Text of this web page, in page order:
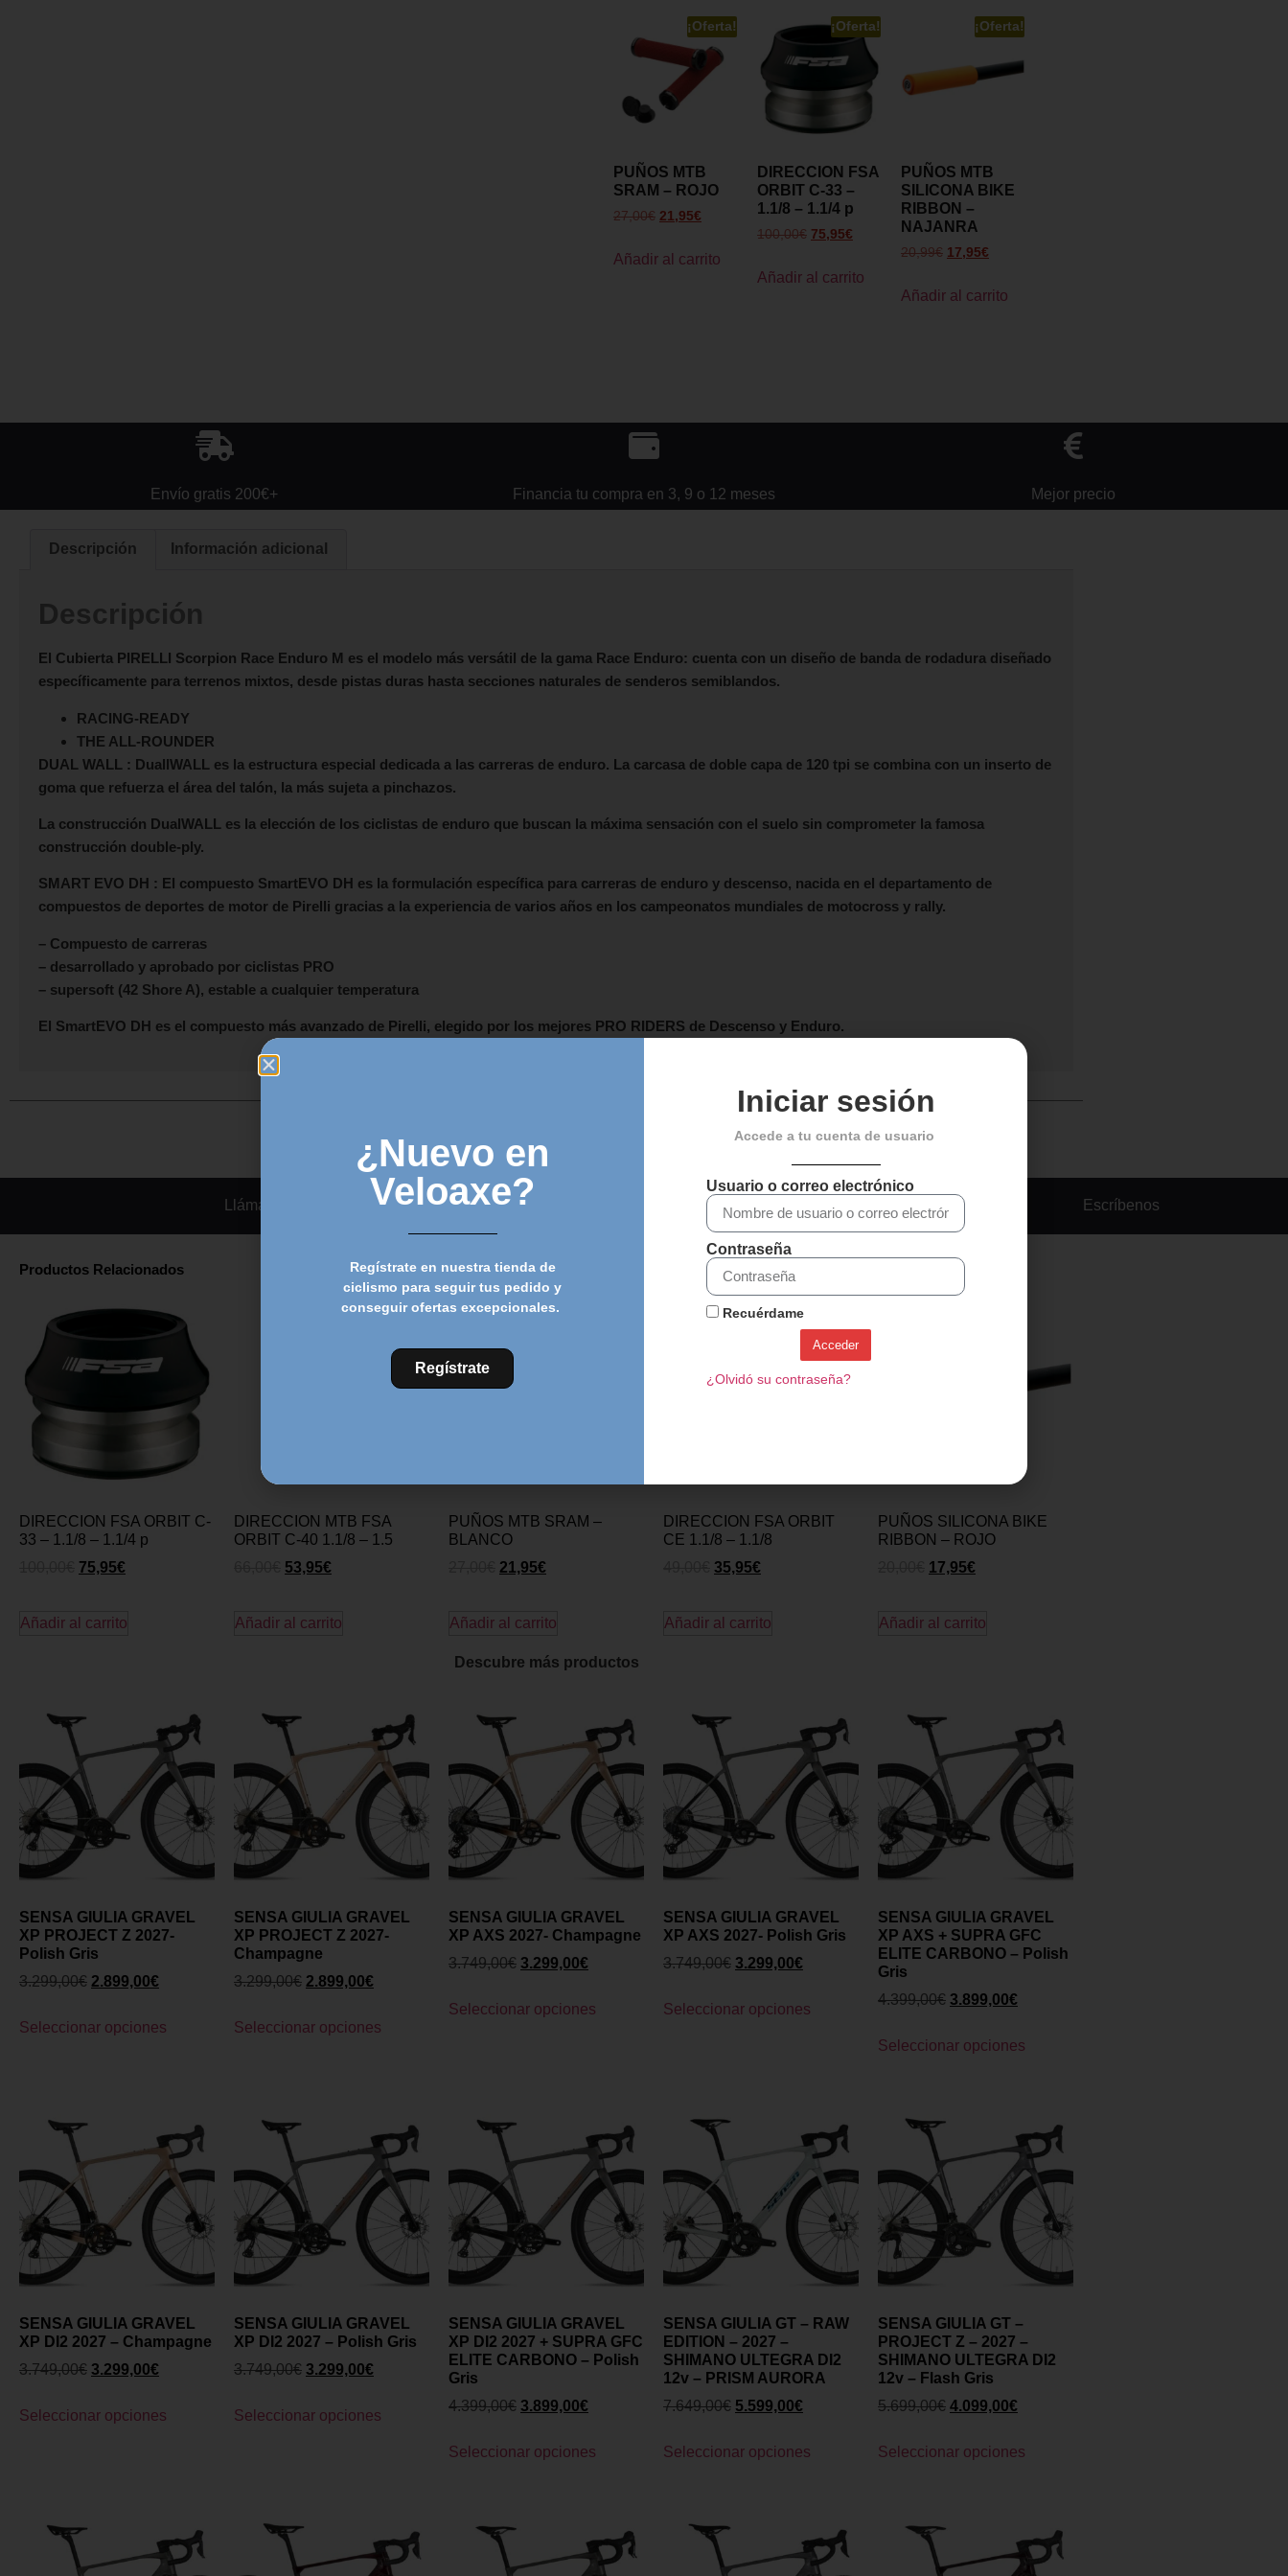
¡Oferta!
PUÑOS MTB
SRAM – ROJO
27,00€ 21,95€
Añadir al carrito
¡Oferta!
DIRECCION FSA
ORBIT C-33 –
1.1/8 – 1.1/4 p
100,00€ 75,95€
Añadir al carrito
¡Oferta!
PUÑOS MTB
SILICONA BIKE
RIBBON –
NAJANRA
20,99€ 17,95€
Añadir al carrito
Envío gratis 200€+ Financia tu compra en 3, 9 o 12 meses Mejor precio
Descripción Información adicional
Descripción
El Cubierta PIRELLI Scorpion Race Enduro M es el modelo más versátil de la gama Race Enduro: cuenta con un diseño de banda de rodadura diseñado
específicamente para terrenos mixtos, desde pistas duras hasta secciones naturales de senderos semiblandos.
RACING-READY
THE ALL-ROUNDER
DUAL WALL : DuallWALL es la estructura especial dedicada a las carreras de enduro. La carcasa de doble capa de 120 tpi se combina con un inserto de
goma que refuerza el área del talón, la más sujeta a pinchazos.
La construcción DualWALL es la elección de los ciclistas de enduro que buscan la máxima sensación con el suelo sin comprometer la famosa
construcción double-ply.
SMART EVO DH : El compuesto SmartEVO DH es la formulación específica para carreras de enduro y descenso, nacida en el departamento de
compuestos de deportes de motor de Pirelli gracias a la experiencia de varios años en los campeonatos mundiales de motocross y rally.
– Compuesto de carreras
– desarrollado y aprobado por ciclistas PRO
– supersoft (42 Shore A), estable a cualquier temperatura
El SmartEVO DH es el compuesto más avanzado de Pirelli, elegido por los mejores PRO RIDERS de Descenso y Enduro.
Llámanos Escríbenos
Productos Relacionados
DIRECCION FSA ORBIT C-
33 – 1.1/8 – 1.1/4 p
75,95€
Añadir al carrito
DIRECCION MTB FSA
ORBIT C-40 1.1/8 – 1.5
53,95€
Añadir al carrito
PUÑOS MTB SRAM –
BLANCO
21,95€
Añadir al carrito
DIRECCION FSA ORBIT
CE 1.1/8 – 1.1/8
35,95€
Añadir al carrito
PUÑOS SILICONA BIKE
RIBBON – ROJO
17,95€
Añadir al carrito
Descubre más productos
SENSA GIULIA GRAVEL
XP PROJECT Z 2027-
Polish Gris
3.299,00€ 2.899,00€
Seleccionar opciones
SENSA GIULIA GRAVEL
XP PROJECT Z 2027-
Champagne
3.299,00€ 2.899,00€
Seleccionar opciones
SENSA GIULIA GRAVEL
XP AXS 2027- Champagne
3.749,00€ 3.299,00€
Seleccionar opciones
SENSA GIULIA GRAVEL
XP AXS 2027- Polish Gris
3.749,00€ 3.299,00€
Seleccionar opciones
SENSA GIULIA GRAVEL
XP AXS + SUPRA GFC
ELITE CARBONO – Polish
Gris
4.399,00€ 3.899,00€
Seleccionar opciones
SENSA GIULIA GRAVEL
XP DI2 2027 – Champagne
3.749,00€ 3.299,00€
Seleccionar opciones
SENSA GIULIA GRAVEL
XP DI2 2027 – Polish Gris
3.749,00€ 3.299,00€
Seleccionar opciones
SENSA GIULIA GRAVEL
XP DI2 2027 + SUPRA GFC
ELITE CARBONO – Polish
Gris
4.399,00€ 3.899,00€
Seleccionar opciones
SENSA GIULIA GT – RAW
EDITION – 2027 –
SHIMANO ULTEGRA DI2
12v – PRISM AURORA
7.649,00€ 5.599,00€
Seleccionar opciones
SENSA GIULIA GT –
PROJECT Z – 2027 –
SHIMANO ULTEGRA DI2
12v – Flash Gris
5.699,00€ 4.099,00€
Seleccionar opciones
¿Nuevo en
Veloaxe?
Regístrate en nuestra tienda de
ciclismo para seguir tus pedido y
conseguir ofertas excepcionales.
Regístrate
Iniciar sesión
Accede a tu cuenta de usuario
Usuario o correo electrónico
Contraseña
Recuérdame
Acceder
¿Olvidó su contraseña?